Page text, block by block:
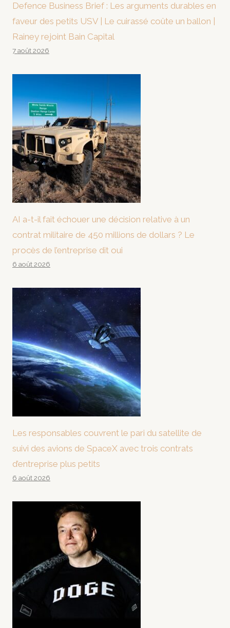
Defence Business Brief : Les arguments durables en
faveur des petits USV | Le cuirassé coûte un ballon |
Rainey rejoint Bain Capital
7 août 2026
AI a-t-il fait échouer une décision relative à un
contrat militaire de 450 millions de dollars ? Le
procès de l’entreprise dit oui
6 août 2026
Les responsables couvrent le pari du satellite de
suivi des avions de SpaceX avec trois contrats
d’entreprise plus petits
6 août 2026